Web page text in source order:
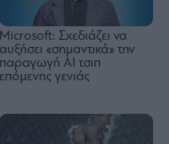
Microsoft: Σχεδιάζει να
αυξήσει «σημαντικά» την
παραγωγή AI τσιπ
επόμενης γενιάς